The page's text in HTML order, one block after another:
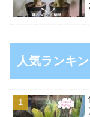
人気ランキ